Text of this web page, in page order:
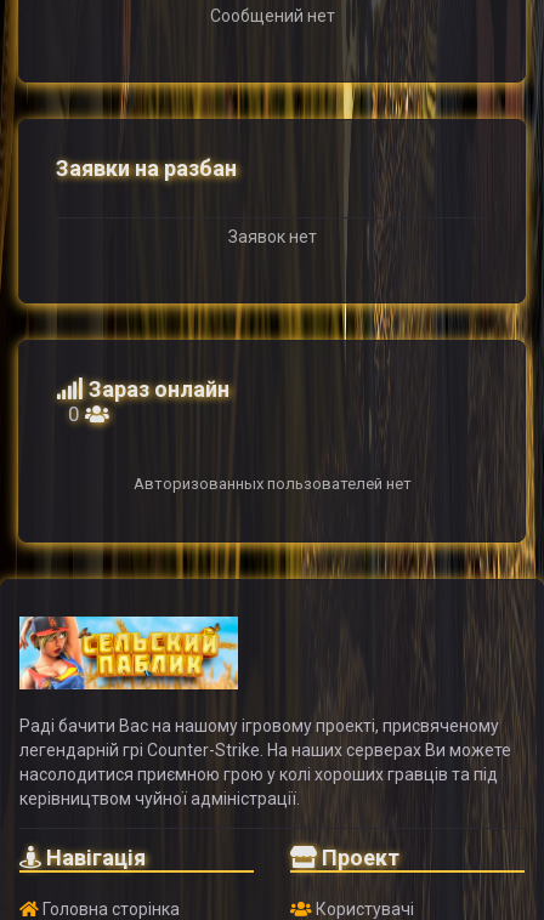
Сообщений нет
Заявки на разбан
Заявок нет
Зараз онлайн
0
Авторизованных пользователей нет
Раді бачити Вас на нашому ігровому проекті, присвяченому
легендарній грі Counter-Strike. На наших серверах Ви можете
насолодитися приємною грою у колі хороших гравців та під
керівництвом чуйної адміністрації.
Навігація
Головна сторінка
Проект
Користувачі